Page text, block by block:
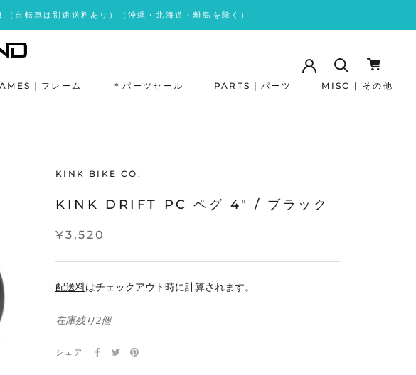
自転車は別途送料あり）（沖縄・北海道・離島を除く）
｜フレーム ＊パーツセール PARTS｜パーツ MISC | その他
KINK BIKE CO.
KINK DRIFT PC ペグ 4" / ブラック
¥3,520
配送料はチェックアウト時に計算されます。
在庫残り2個
シェア